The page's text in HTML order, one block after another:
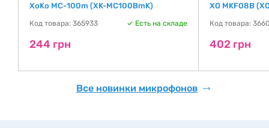
XoKo MC-100m (XK-MC100BmK)
Код товара: 365933 Есть на складе
244 грн
XO MKF08B
Код товара:
402 грн
Все новинки микрофонов